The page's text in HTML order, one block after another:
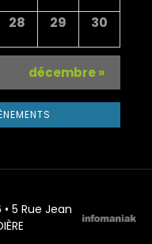
28 29 30
décembre»
5 Rue Jean